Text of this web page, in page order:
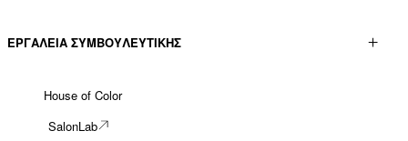
ΕΡΓΑΛΕΊΑ ΣΥΜΒΟΥΛΕΥΤΙΚΉΣ
House of Color
SalonLab